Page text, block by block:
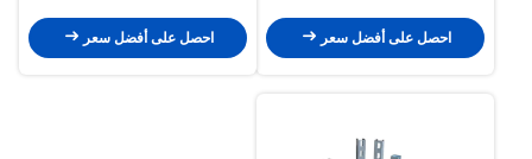
احصل على أفضل سعر
احصل على أفضل سعر